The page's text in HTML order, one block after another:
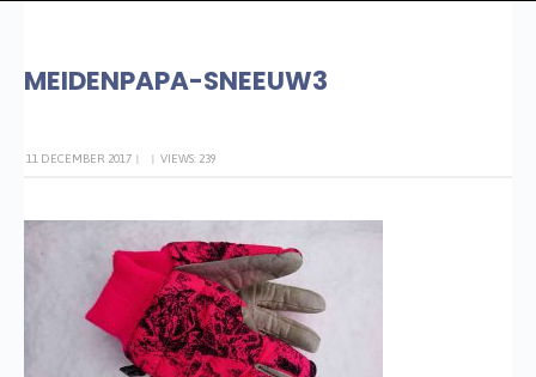
MEIDENPAPA-SNEEUW3
11 DECEMBER 2017 | | VIEWS: 239